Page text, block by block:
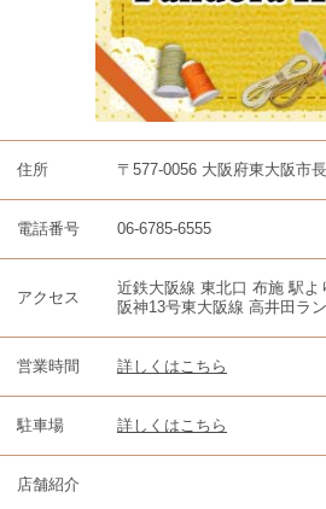
住所 〒577-0056 大阪府東大阪市
電話番号 06-6785-6555
アクセス
近鉄大阪線 東北口 布施 駅よ
阪神13号東大阪線 高井田ラ
営業時間 詳しくはこちら
駐車場 詳しくはこちら
店舗紹介